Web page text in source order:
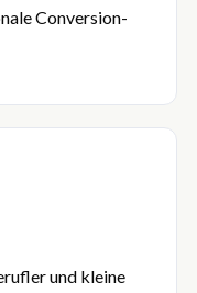
Conversion-
und kleine